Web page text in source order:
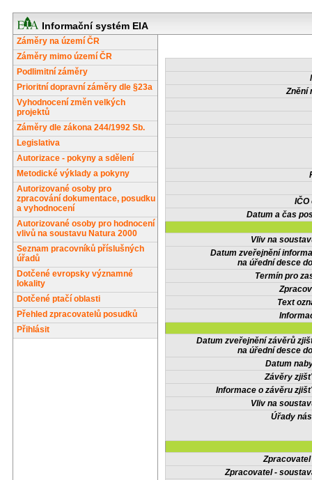
Informační systém EIA
Záměry na území ČR
Záměry mimo území ČR
Podlimitní záměry
Prioritní dopravní záměry dle §23a
Vyhodnocení změn velkých
projektů
Záměry dle zákona 244/1992 Sb.
Legislativa
Autorizace - pokyny a sdělení
Metodické výklady a pokyny
Autorizované osoby pro
zpracování dokumentace, posudku
a vyhodnocení
Autorizované osoby pro hodnocení
vlivů na soustavu Natura 2000
Seznam pracovníků příslušných
úřadů
Dotčené evropsky významné
lokality
Dotčené ptačí oblasti
Přehled zpracovatelů posudků
Přihlásit
Znění
IČO
Datum a čas
Vliv na
Datum zveřejnění
na úřední desce
Termín pro
Text
Datum zveřejnění závěrů
na úřední desce
Datum
Závěry
Informace o závěru
Vliv na
Úřady
Zpracovatel -